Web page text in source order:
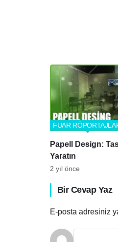
Papell Design:
Yaratın
FUAR
2 yıl önce
Bir Cevap Yaz
E-posta adresiniz